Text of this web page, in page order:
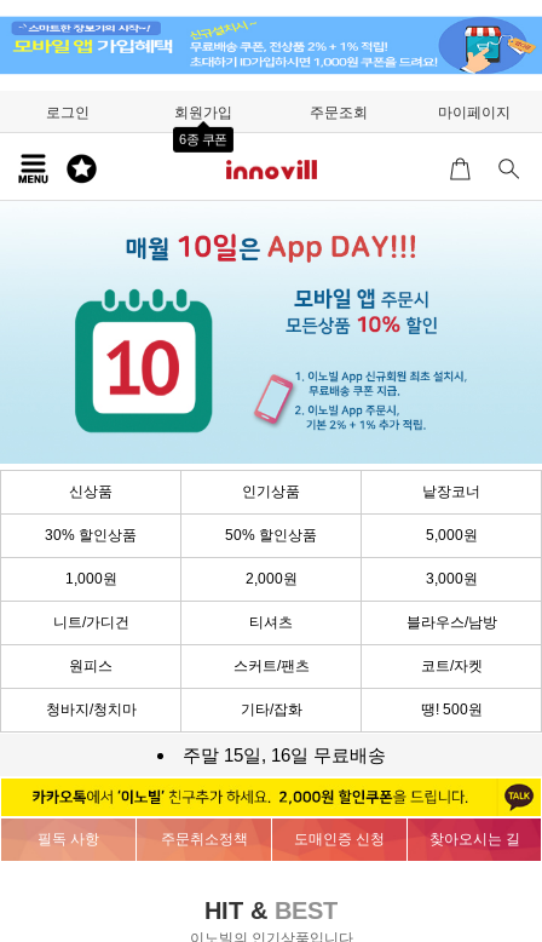
로그인 회원가입
6종 쿠폰
주문조회 마이페이지
신상품 인기상품 낱장코너
30% 할인상품 50% 할인상품 5,000원
1,000원 2,000원 3,000원
니트/가디건 티셔츠 블라우스/남방
원피스 스커트/팬츠 코트/자켓
청바지/청치마 기타/잡화 땡! 500원
주말 15일, 16일 무료배송
필독 사항 주문취소정책 도매인증 신청 찾아오시는 길
HIT & BEST